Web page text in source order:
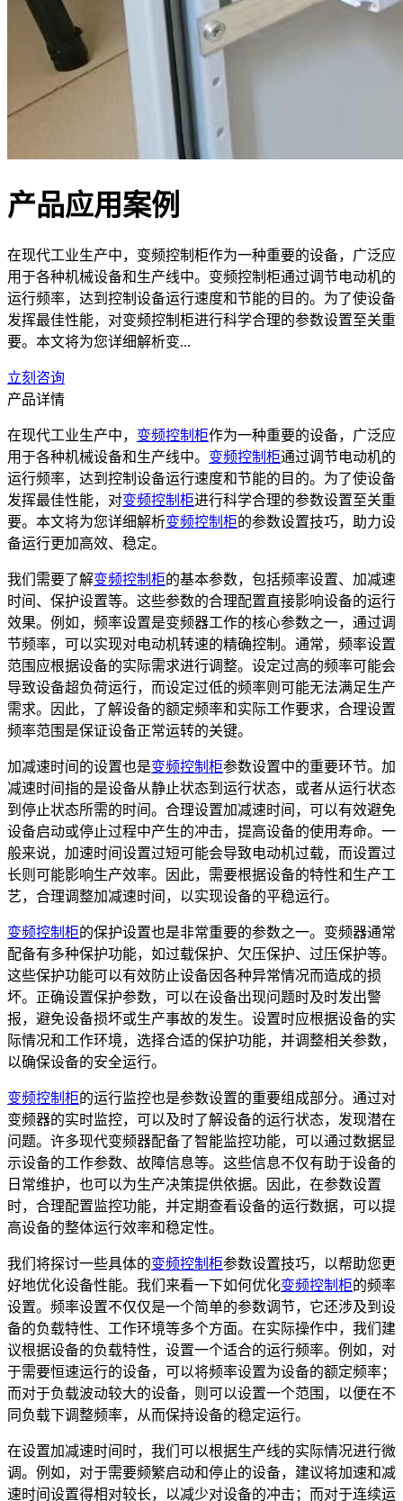
产品应用案例
在现代工业生产中，变频控制柜作为一种重要的设备，广泛应
用于各种机械设备和生产线中。变频控制柜通过调节电动机的
运行频率，达到控制设备运行速度和节能的目的。为了使设备
发挥最佳性能，对变频控制柜进行科学合理的参数设置至关重
要。本文将为您详细解析变...
立刻咨询
产品详情
在现代工业生产中， 变频控制柜作为一种重要的设备，广泛应
用于各种机械设备和生产线中。 变频控制柜通过调节电动机的
运行频率，达到控制设备运行速度和节能的目的。为了使设备
发挥最佳性能，对变频控制柜进行科学合理的参数设置至关重
要。本文将为您详细解析变频控制柜的参数设置技巧，助力设
备运行更加高效、稳定。
我们需要了解变频控制柜的基本参数，包括频率设置、加减速
时间、保护设置等。这些参数的合理配置直接影响设备的运行
效果。例如，频率设置是变频器工作的核心参数之一，通过调
节频率，可以实现对电动机转速的精确控制。通常，频率设置
范围应根据设备的实际需求进行调整。设定过高的频率可能会
导致设备超负荷运行，而设定过低的频率则可能无法满足生产
需求。因此，了解设备的额定频率和实际工作要求，合理设置
频率范围是保证设备正常运转的关键。
加减速时间的设置也是变频控制柜参数设置中的重要环节。加
减速时间指的是设备从静止状态到运行状态，或者从运行状态
到停止状态所需的时间。合理设置加减速时间，可以有效避免
设备启动或停止过程中产生的冲击，提高设备的使用寿命。一
般来说，加速时间设置过短可能会导致电动机过载，而设置过
长则可能影响生产效率。因此，需要根据设备的特性和生产工
艺，合理调整加减速时间，以实现设备的平稳运行。
变频控制柜的保护设置也是非常重要的参数之一。变频器通常
配备有多种保护功能，如过载保护、欠压保护、过压保护等。
这些保护功能可以有效防止设备因各种异常情况而造成的损
坏。正确设置保护参数，可以在设备出现问题时及时发出警
报，避免设备损坏或生产事故的发生。设置时应根据设备的实
际情况和工作环境，选择合适的保护功能，并调整相关参数，
以确保设备的安全运行。
变频控制柜的运行监控也是参数设置的重要组成部分。通过对
变频器的实时监控，可以及时了解设备的运行状态，发现潜在
问题。许多现代变频器配备了智能监控功能，可以通过数据显
示设备的工作参数、故障信息等。这些信息不仅有助于设备的
日常维护，也可以为生产决策提供依据。因此，在参数设置
时，合理配置监控功能，并定期查看设备的运行数据，可以提
高设备的整体运行效率和稳定性。
我们将探讨一些具体的变频控制柜参数设置技巧，以帮助您更
好地优化设备性能。我们来看一下如何优化变频控制柜的频率
设置。频率设置不仅仅是一个简单的参数调节，它还涉及到设
备的负载特性、工作环境等多个方面。在实际操作中，我们建
议根据设备的负载特性，设置一个适合的运行频率。例如，对
于需要恒速运行的设备，可以将频率设置为设备的额定频率；
而对于负载波动较大的设备，则可以设置一个范围，以便在不
同负载下调整频率，从而保持设备的稳定运行。
在设置加减速时间时，我们可以根据生产线的实际情况进行微
调。例如，对于需要频繁启动和停止的设备，建议将加速和减
速时间设置得相对较长，以减少对设备的冲击；而对于连续运